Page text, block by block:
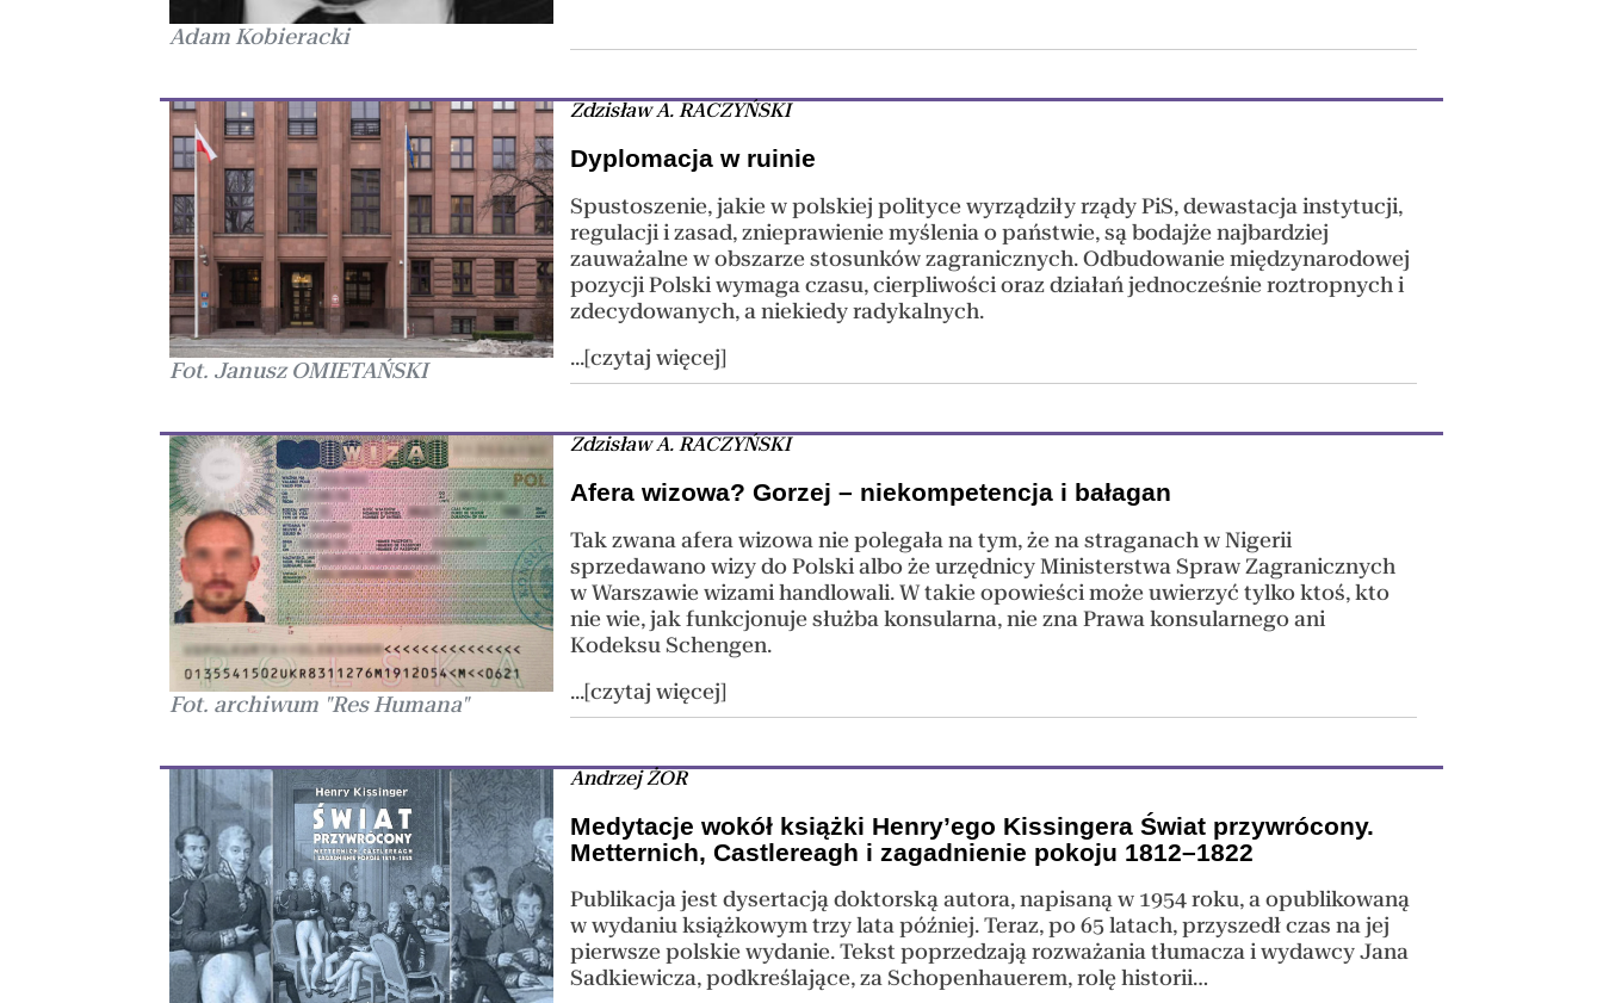
Adam Kobieracki
Fot. Janusz OMIETAŃSKI
Zdzisław A. RACZYŃSKI
Dyplomacja w ruinie
Spustoszenie, jakie w polskiej polityce wyrządziły rządy PiS, dewastacja instytucji,
regulacji i zasad, znieprawienie myślenia o państwie, są bodajże najbardziej
zauważalne w obszarze stosunków zagranicznych. Odbudowanie międzynarodowej
pozycji Polski wymaga czasu, cierpliwości oraz działań jednocześnie roztropnych i
zdecydowanych, a niekiedy radykalnych.
...[czytaj więcej]
Fot. archiwum "Res Humana"
Zdzisław A. RACZYŃSKI
Afera wizowa? Gorzej – niekompetencja i bałagan
Tak zwana afera wizowa nie polegała na tym, że na straganach w Nigerii
sprzedawano wizy do Polski albo że urzędnicy Ministerstwa Spraw Zagranicznych
w Warszawie wizami handlowali. W takie opowieści może uwierzyć tylko ktoś, kto
nie wie, jak funkcjonuje służba konsularna, nie zna Prawa konsularnego ani
Kodeksu Schengen.
...[czytaj więcej]
Andrzej ŻOR
Medytacje wokół książki Henry’ego Kissingera Świat przywrócony.
Metternich, Castlereagh i zagadnienie pokoju 1812–1822
Publikacja jest dysertacją doktorską autora, napisaną w 1954 roku, a opublikowaną
w wydaniu książkowym trzy lata później. Teraz, po 65 latach, przyszedł czas na jej
pierwsze polskie wydanie. Tekst poprzedzają rozważania tłumacza i wydawcy Jana
Sadkiewicza, podkreślające, za Schopenhauerem, rolę historii…